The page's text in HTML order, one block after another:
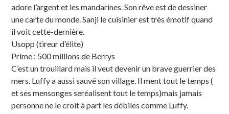
adore l’argent et les mandarines. Son rêve est de dessiner
une carte du monde. Sanji le cuisinier est très émotif quand
il voit cette-dernière.
Usopp (tireur d’élite)
Prime : 500 millions de Berrys
C’est un trouillard mais il veut devenir un brave guerrier des
mers. Luffy a aussi sauvé son village. Il ment tout le temps (
et ses mensonges seréalisent tout le temps)mais jamais
personne ne le croit à part les débiles comme Luffy.